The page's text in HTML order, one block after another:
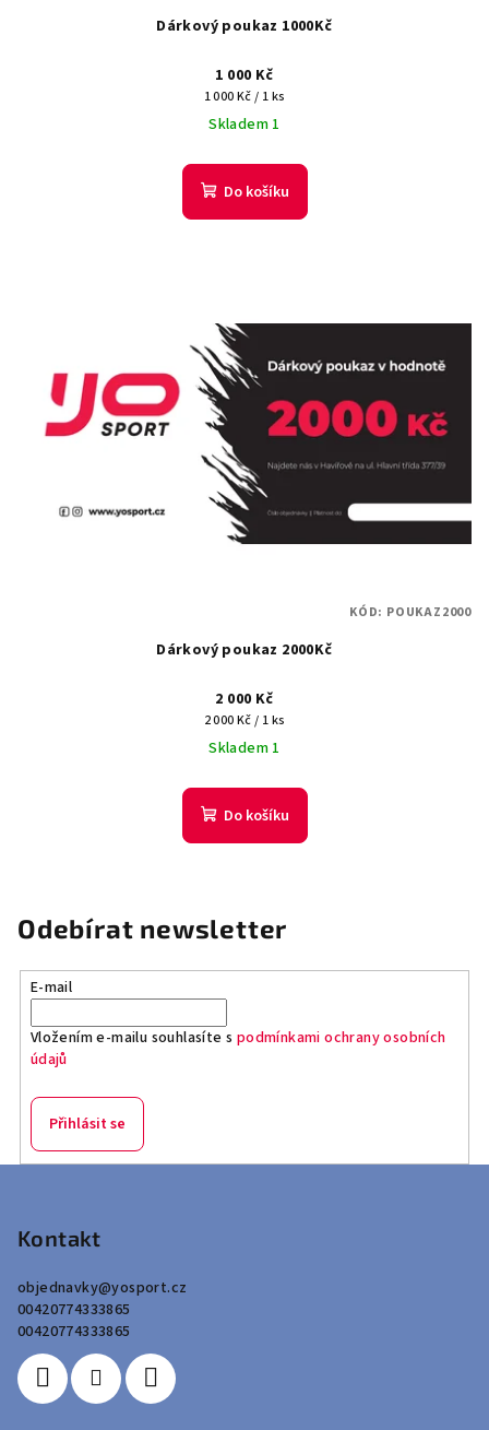
Dárkový poukaz 1000Kč
1 000 Kč
Měrná
cena:
1 000 Kč / 1 ks
Skladem 1
Do košíku
Dárkový poukaz 2000Kč
2 000 Kč
Měrná
cena:
2 000 Kč / 1 ks
Skladem 1
Do košíku
KÓD: POUKAZ2000
Odebírat newsletter
E-mail
Vložením e-mailu souhlasíte s podmínkami ochrany osobních
údajů
Přihlásit se
Kontakt
objednavky@yosport.cz
00420774333865
00420774333865